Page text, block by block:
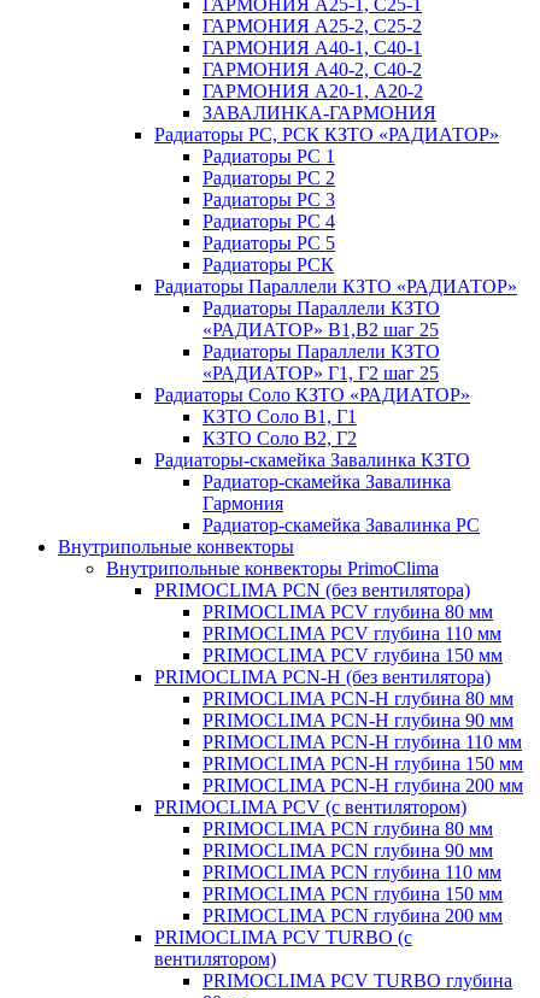
ГАРМОНИЯ А25-1, С25-1
ГАРМОНИЯ А25-2, С25-2
ГАРМОНИЯ А40-1, С40-1
ГАРМОНИЯ А40-2, С40-2
ГАРМОНИЯ А20-1, А20-2
ЗАВАЛИНКА-ГАРМОНИЯ
Радиаторы РС, РСК КЗТО «РАДИАТОР»
Радиаторы РС 1
Радиаторы РС 2
Радиаторы РС 3
Радиаторы РС 4
Радиаторы РС 5
Радиаторы РСК
Радиаторы Параллели КЗТО «РАДИАТОР»
Радиаторы Параллели КЗТО
«РАДИАТОР» В1,В2 шаг 25
Радиаторы Параллели КЗТО
«РАДИАТОР» Г1, Г2 шаг 25
Радиаторы Соло КЗТО «РАДИАТОР»
КЗТО Соло В1, Г1
КЗТО Соло В2, Г2
Радиаторы-скамейка Завалинка КЗТО
Радиатор-скамейка Завалинка
Гармония
Радиатор-скамейка Завалинка РС
Внутрипольные конвекторы
Внутрипольные конвекторы PrimoClima
PRIMOCLIMA PCN (без вентилятора)
PRIMOCLIMA PCV глубина 80 мм
PRIMOCLIMA PCV глубина 110 мм
PRIMOCLIMA PCV глубина 150 мм
PRIMOCLIMA PCN-H (без вентилятора)
PRIMOCLIMA PCN-H глубина 80 мм
PRIMOCLIMA PCN-H глубина 90 мм
PRIMOCLIMA PCN-H глубина 110 мм
PRIMOCLIMA PCN-H глубина 150 мм
PRIMOCLIMA PCN-H глубина 200 мм
PRIMOCLIMA PCV (c вентилятором)
PRIMOCLIMA PCN глубина 80 мм
PRIMOCLIMA PCN глубина 90 мм
PRIMOCLIMA PCN глубина 110 мм
PRIMOCLIMA PCN глубина 150 мм
PRIMOCLIMA PCN глубина 200 мм
PRIMOCLIMA PCV TURBO (c
вентилятором)
PRIMOCLIMA PCV TURBO глубина